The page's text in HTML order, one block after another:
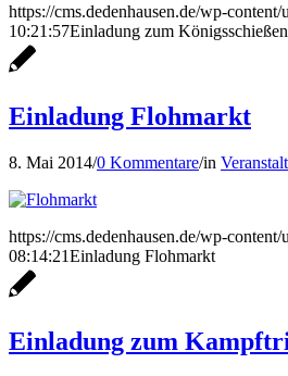
https://cms.dedenhausen.de/wp-
10:21:57Einladung zum Königsschießen
Einladung Flohmarkt
8. Mai 2014/0 Kommentare/in
https://cms.dedenhausen.de/wp-
08:14:21Einladung Flohmarkt
Einladung zum